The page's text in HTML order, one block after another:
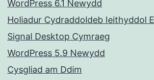
WordPress 6.1 Newydd
Holiadur Cydraddoldeb Ieithyddol
Signal Desktop Cymraeg
WordPress 5.9 Newydd
Cysgliad am Ddim